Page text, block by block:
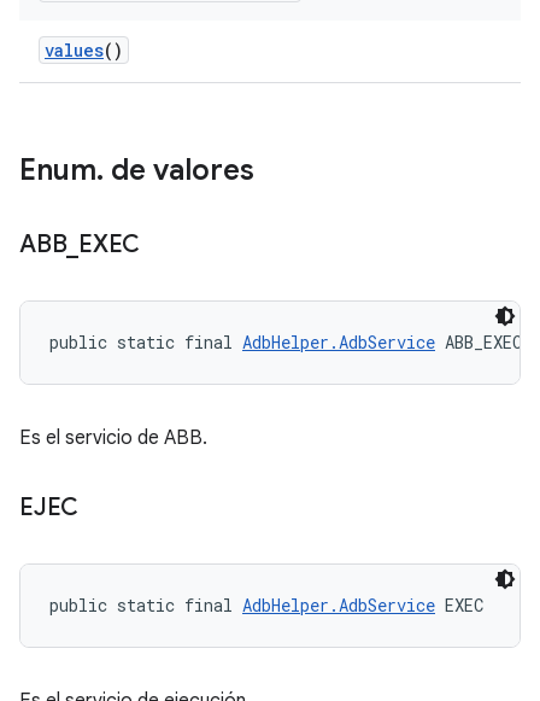
values()
Enum. de valores
ABB_ EXEC
public static final AdbHelper.AdbService ABB_EXEC
Es el servicio de ABB.
EJEC
public static final AdbHelper.AdbService EXEC